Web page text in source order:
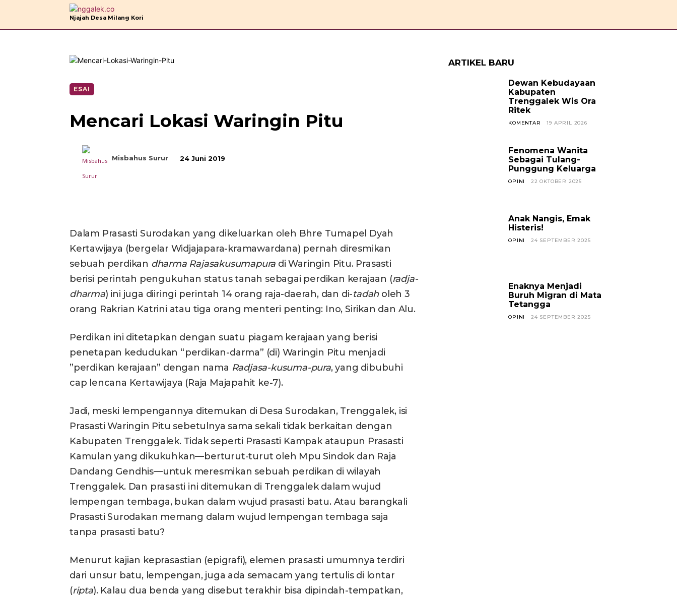
Njajah Desa Milang Kori
ESAI
Mencari Lokasi Waringin Pitu
Misbahus Surur 24 Juni 2019
Dalam Prasasti Surodakan yang dikeluarkan oleh Bhre Tumapel Dyah
Kertawijaya (bergelar Widjajapara-kramawardana) pernah diresmikan
sebuah perdikan dharma Rajasakusumapura di Waringin Pitu. Prasasti
berisi perintah pengukuhan status tanah sebagai perdikan kerajaan (radja-
dharma) ini juga diiringi perintah 14 orang raja-daerah, dan di-tadaholeh 3
orang Rakrian Katrini atau tiga orang menteri penting: Ino, Sirikan dan Alu.
Perdikan ini ditetapkan dengan suatu piagam kerajaan yang berisi
penetapan kedudukan “perdikan-darma” (di) Waringin Pitu menjadi
”perdikan kerajaan” dengan nama Radjasa-kusuma-pura, yang dibubuhi
cap lencana Kertawijaya (Raja Majapahit ke-7).
Jadi, meski lempengannya ditemukan di Desa Surodakan, Trenggalek, isi
Prasasti Waringin Pitu sebetulnya sama sekali tidak berkaitan dengan
Kabupaten Trenggalek. Tidak seperti Prasasti Kampak ataupun Prasasti
Kamulan yang dikukuhkan—berturut-turut oleh Mpu Sindok dan Raja
Dandang Gendhis—untuk meresmikan sebuah perdikan di wilayah
Trenggalek. Dan prasasti ini ditemukan di Trenggalek dalam wujud
lempengan tembaga, bukan dalam wujud prasasti batu. Atau barangkali
Prasasti Surodakan memang dalam wujud lempengan tembaga saja
tanpa prasasti batu?
Menurut kajian keprasastian (epigrafi), elemen prasasti umumnya terdiri
dari unsur batu, lempengan, juga ada semacam yang tertulis di lontar
(ripta). Kalau dua benda yang disebut terakhir bisa dipindah-tempatkan,
ARTIKEL BARU
Dewan Kebudayaan
Kabupaten
Trenggalek Wis Ora
Ritek
KOMENTAR 19 APRIL 2026
Fenomena Wanita
Sebagai Tulang-
Punggung Keluarga
OPINI 22 OKTOBER 2025
Anak Nangis, Emak
Histeris!
OPINI 24 SEPTEMBER 2025
Enaknya Menjadi
Buruh Migran di Mata
Tetangga
OPINI 24 SEPTEMBER 2025